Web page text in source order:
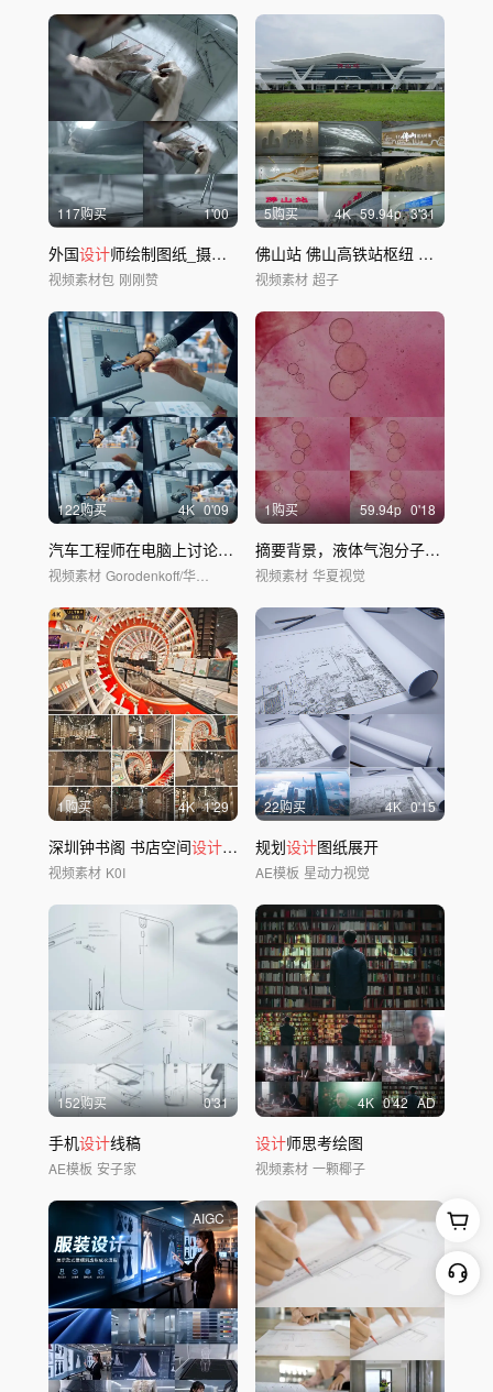
117购买 1'00
外国设计师绘制图纸_摄影机拍摄
视频素材包 刚刚赞
5购买 4K 59.94p 3'31
佛山站 佛山高铁站枢纽 广湛高铁佛山站
视频素材 超子
122购买 4K 0'09
汽车工程师在电脑上讨论概念车蓝图
视频素材
1购买 59.94p 0'18
摘要背景，液体气泡分子融合。
视频素材 华夏视觉
1购买 4K 1'29
深圳钟书阁 书店空间设计美学
视频素材 K0I
22购买 4K 0'15
规划设计图纸展开
AE模板 星动力视觉
152购买 0'31
手机设计线稿
AE模板 安子家
4K 0'42 AD
设计师思考绘图
视频素材 一颗椰子
AIGC